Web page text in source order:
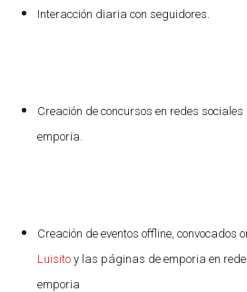
Interacción diaria con seguidores.
Creación de concursos en redes
emporia.
Creación de eventos offline, convocados
Luisito y las páginas de emporia en
emporia